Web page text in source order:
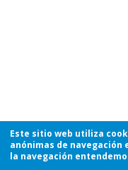
Este sitio web utiliza
anónimas de
la navegación